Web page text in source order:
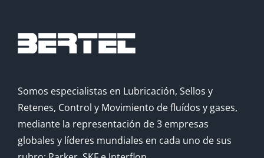
Somos especialistas en Lubricación, Sellos y
Retenes, Control y Movimiento de fluídos y gases,
mediante la representación de 3 empresas
globales y líderes mundiales en cada uno de sus